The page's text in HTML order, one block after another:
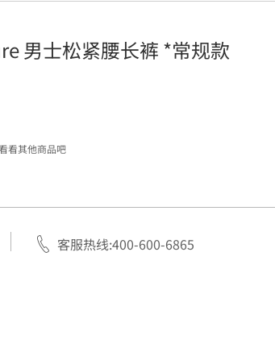
男士松紧腰长裤 *常规款
看其他商品吧
客服热线:400-600-6865